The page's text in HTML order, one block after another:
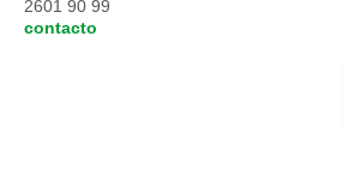
2601 90 99
contacto